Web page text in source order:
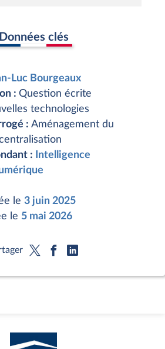
Données clés
Luc Bourgeaux
: Question écrite
technologies
: Aménagement du
:
Intelligence
le 3 juin 2025
le 5 mai 2026